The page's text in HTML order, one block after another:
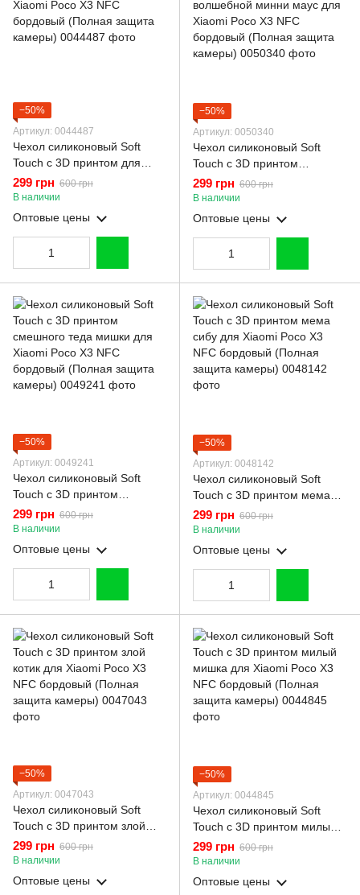
−50%
Артикул: 0044487
Чехол силиконовый Soft
Touch с 3D принтом для
Xiaomi Poco X3 NFC
бордовый (Полная защита
камеры)
299 грн 600 грн
В наличии
Оптовые цены
−50%
Артикул: 0050340
Чехол силиконовый Soft
Touch с 3D принтом
волшебной минни маус для
Xiaomi Poco X3 NFC
бордовый (Полная защита
299 грн 600 грн
В наличии
Оптовые цены
−50%
Артикул: 0049241
Чехол силиконовый Soft
Touch с 3D принтом
смешного теда мишки для
Xiaomi Poco X3 NFC
бордовый (Полная защита
299 грн 600 грн
В наличии
Оптовые цены
−50%
Артикул: 0048142
Чехол силиконовый Soft
Touch с 3D принтом мема
сибу для Xiaomi Poco X3
NFC бордовый (Полная
защита камеры)
299 грн 600 грн
В наличии
Оптовые цены
−50%
Артикул: 0047043
Чехол силиконовый Soft
Touch с 3D принтом злой
котик для Xiaomi Poco X3
NFC бордовый (Полная
защита камеры)
299 грн 600 грн
В наличии
Оптовые цены
−50%
Артикул: 0044845
Чехол силиконовый Soft
Touch с 3D принтом милый
мишка для Xiaomi Poco X3
NFC бордовый (Полная
защита камеры)
299 грн 600 грн
В наличии
Оптовые цены